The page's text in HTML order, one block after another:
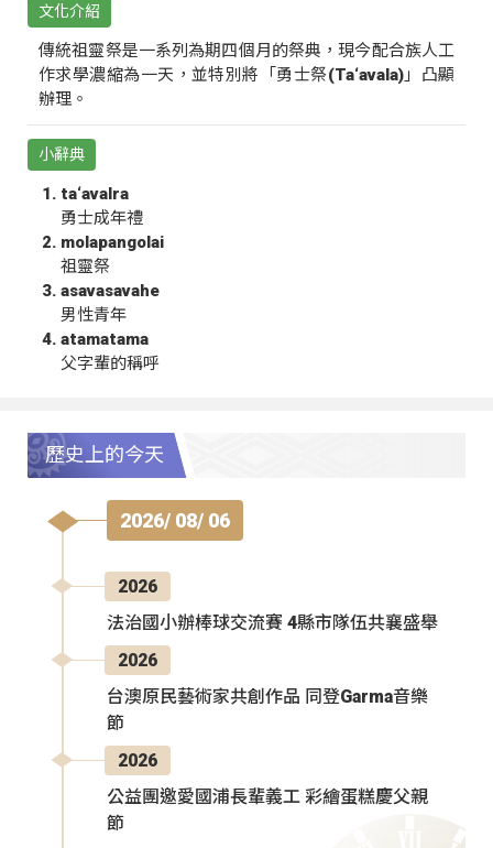
文化介紹
傳統祖靈祭是一系列為期四個月的祭典，現今配合族人工
作求學濃縮為一天，並特別將「勇士祭(Ta‘avala)」凸顯
辦理。
小辭典
ta‘avalra
勇士成年禮
molapangolai
祖靈祭
asavasavahe
男性青年
atamatama
父字輩的稱呼
歷史上的今天
2026/ 08/ 06
2026
法治國小辦棒球交流賽 4縣市隊伍共襄盛舉
2026
台澳原民藝術家共創作品 同登Garma音樂
節
2026
公益團邀愛國浦長輩義工 彩繪蛋糕慶父親
節